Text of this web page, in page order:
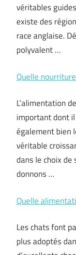
véritables
existe des
race anglaise.
polyvalent …
Quelle
L’alimentation
important dont
également bien
véritable
dans le choix
donnons …
Quelle
Les chats font
plus adoptés